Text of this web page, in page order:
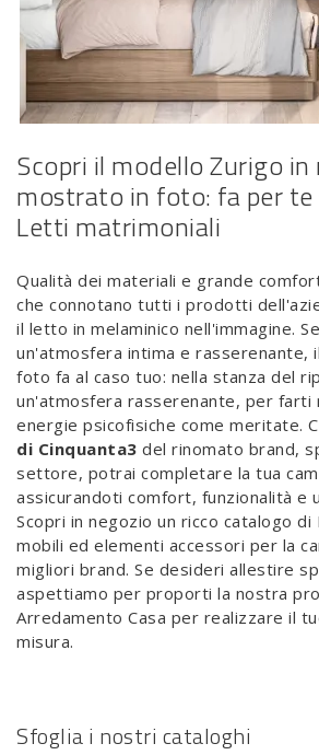
Scopri il modello Zurigo
mostrato in foto: fa per te
Letti matrimoniali
Qualità dei materiali e grande
che connotano tutti i prodotti
il letto in melaminico nell'immagine.
un'atmosfera intima e rasserenante,
foto fa al caso tuo: nella stanza del
un'atmosfera rasserenante, per farti
energie psicofisiche come meritate.
di Cinquanta3 del rinomato brand,
settore, potrai completare la tua
assicurandoti comfort, funzionalità e
Scopri in negozio un ricco catalogo
mobili ed elementi accessori per la
migliori brand. Se desideri allestire
aspettiamo per proporti la nostra
Arredamento Casa per realizzare il
misura.
Sfoglia i nostri cataloghi